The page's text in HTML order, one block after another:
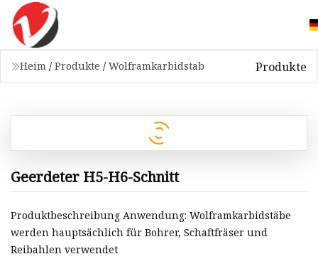
Heim / Produkte / Wolframkarbidstab Produkte
Geerdeter H5-H6-Schnitt
Produktbeschreibung Anwendung: Wolframkarbidstäbe
werden hauptsächlich für Bohrer, Schaftfräser und
Reibahlen verwendet